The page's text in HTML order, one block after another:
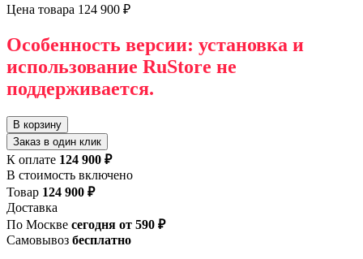
Цена товара 124 900 ₽
Особенность версии: установка и
использование RuStore не
поддерживается.
В корзину
Заказ в один клик
К оплате 124 900 ₽
В стоимость включено
Товар 124 900 ₽
Доставка
По Москве сегодня от 590 ₽
Самовывоз бесплатно